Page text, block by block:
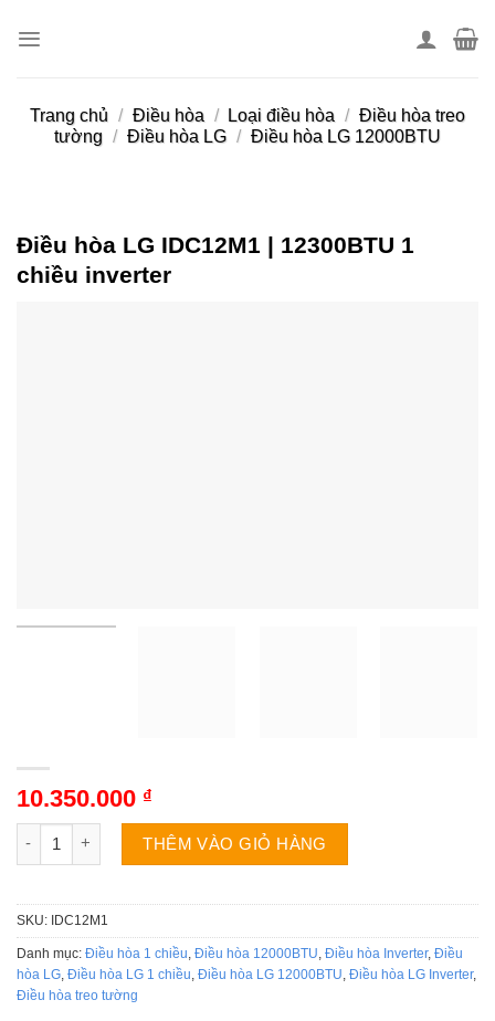
Trang chủ / Điều hòa / Loại điều hòa / Điều hòa treo
tường / Điều hòa LG / Điều hòa LG 12000BTU
Điều hòa LG IDC12M1 | 12300BTU 1
chiều inverter
10.350.000 ₫
Điều hòa LG IDC12M1 | 12300BTU 1 chiều inverter số lượng
THÊM VÀO GIỎ HÀNG
SKU: IDC12M1
Danh mục: Điều hòa 1 chiều Điều hòa 12000BTU Điều hòa Inverter, Điều
hòa LG Điều hòa LG 1 chiều Điều hòa LG 12000BTU Điều hòa LG Inverter,
Điều hòa treo tường